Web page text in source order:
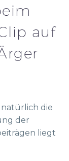
auf
die
der
liegt